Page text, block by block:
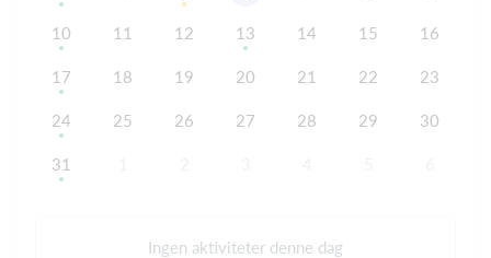
10 11 12 13 14 15 16
17 18 19 20 21 22 23
24 25 26 27 28 29 30
31
Ingen aktiviteter denne dag